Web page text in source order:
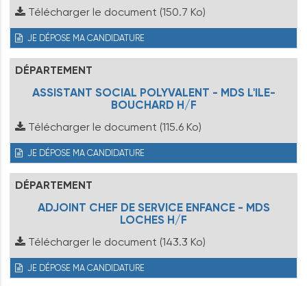
Télécharger le document (150.7 Ko)
JE DÉPOSE MA CANDIDATURE
DÉPARTEMENT
ASSISTANT SOCIAL POLYVALENT - MDS L'ILE-
BOUCHARD H/F
Télécharger le document (115.6 Ko)
JE DÉPOSE MA CANDIDATURE
DÉPARTEMENT
ADJOINT CHEF DE SERVICE ENFANCE - MDS
LOCHES H/F
Télécharger le document (143.3 Ko)
JE DÉPOSE MA CANDIDATURE